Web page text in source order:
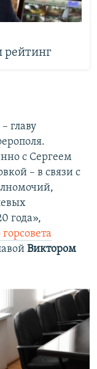
рейтинг
– главу
с Сергеем
– в связи с
года»,
Виктором